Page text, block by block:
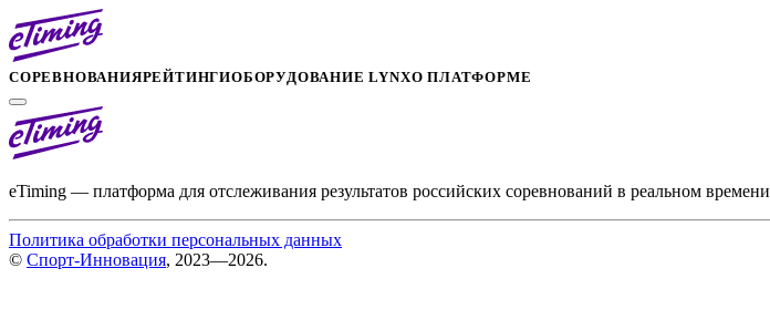
СОРЕВНОВАНИЯРЕЙТИНГИОБОРУДОВАНИЕ LYNXО ПЛАТФОРМЕ
eTiming — платформа для отслеживания результатов российских соревнований в реальном времени
Политика обработки персональных данных
© Спорт-Инновация, 2023—2026.